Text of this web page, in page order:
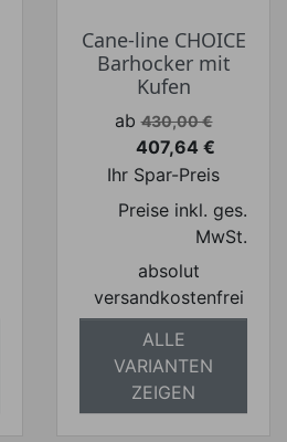
Cane-line CHOICE
Barhocker mit
Kufen
Verkaufspreis
ab 430,00 €
Preis
407,64 €
Ihr Spar-Preis
Preise inkl. ges.
MwSt.
absolut
versandkostenfrei
ALLE
VARIANTEN
ZEIGEN